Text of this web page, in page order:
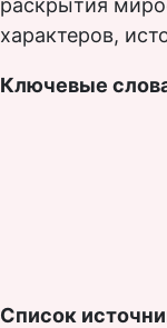
раскрытия
характеров,
Ключевые
Список